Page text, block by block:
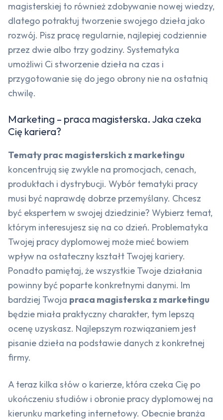
magisterskiej to również zdobywanie nowej wiedzy,
dlatego potraktuj tworzenie swojego dzieła jako
rozwój. Pisz pracę regularnie, najlepiej codziennie
przez dwie albo trzy godziny. Systematyka
umożliwi Ci stworzenie dzieła na czas i
przygotowanie się do jego obrony nie na ostatnią
chwilę.
Marketing – praca magisterska. Jaka czeka
Cię kariera?
Tematy prac magisterskich z marketingu
koncentrują się zwykle na promocjach, cenach,
produktach i dystrybucji. Wybór tematyki pracy
musi być naprawdę dobrze przemyślany. Chcesz
być ekspertem w swojej dziedzinie? Wybierz temat,
którym interesujesz się na co dzień. Problematyka
Twojej pracy dyplomowej może mieć bowiem
wpływ na ostateczny kształt Twojej kariery.
Ponadto pamiętaj, że wszystkie Twoje działania
powinny być poparte konkretnymi danymi. Im
bardziej Twoja praca magisterska z marketingu
będzie miała praktyczny charakter, tym lepszą
ocenę uzyskasz. Najlepszym rozwiązaniem jest
pisanie dzieła na podstawie danych z konkretnej
firmy.
A teraz kilka słów o karierze, która czeka Cię po
ukończeniu studiów i obronie pracy dyplomowej na
kierunku marketing internetowy. Obecnie branża